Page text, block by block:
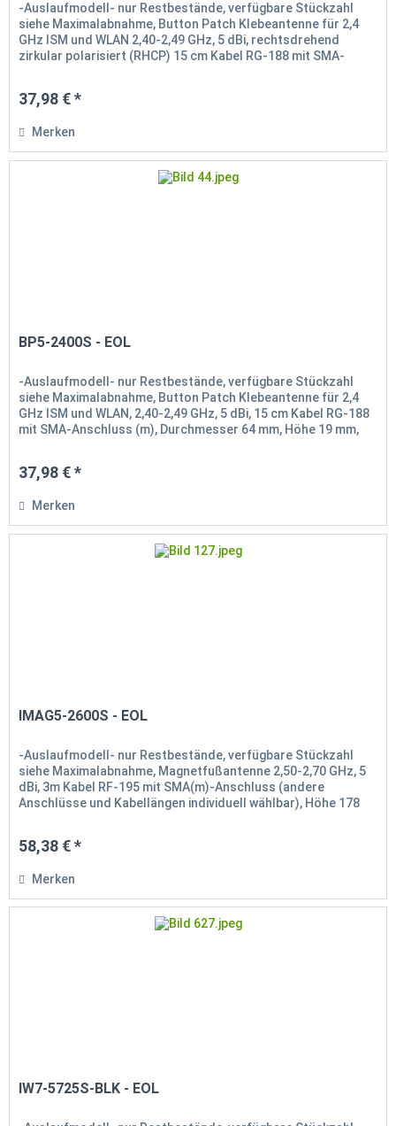
-Auslaufmodell- nur Restbestände, verfügbare Stückzahl
siehe Maximalabnahme, Button Patch Klebeantenne für 2,4
GHz ISM und WLAN 2,40-2,49 GHz, 5 dBi, rechtsdrehend
zirkular polarisiert (RHCP) 15 cm Kabel RG-188 mit SMA-
37,98 € *
Merken
BP5-2400S - EOL
-Auslaufmodell- nur Restbestände, verfügbare Stückzahl
siehe Maximalabnahme, Button Patch Klebeantenne für 2,4
GHz ISM und WLAN, 2,40-2,49 GHz, 5 dBi, 15 cm Kabel RG-188
mit SMA-Anschluss (m), Durchmesser 64 mm, Höhe 19 mm,
37,98 € *
Merken
IMAG5-2600S - EOL
-Auslaufmodell- nur Restbestände, verfügbare Stückzahl
siehe Maximalabnahme, Magnetfußantenne 2,50-2,70 GHz, 5
dBi, 3m Kabel RF-195 mit SMA(m)-Anschluss (andere
Anschlüsse und Kabellängen individuell wählbar), Höhe 178
58,38 € *
Merken
IW7-5725S-BLK - EOL